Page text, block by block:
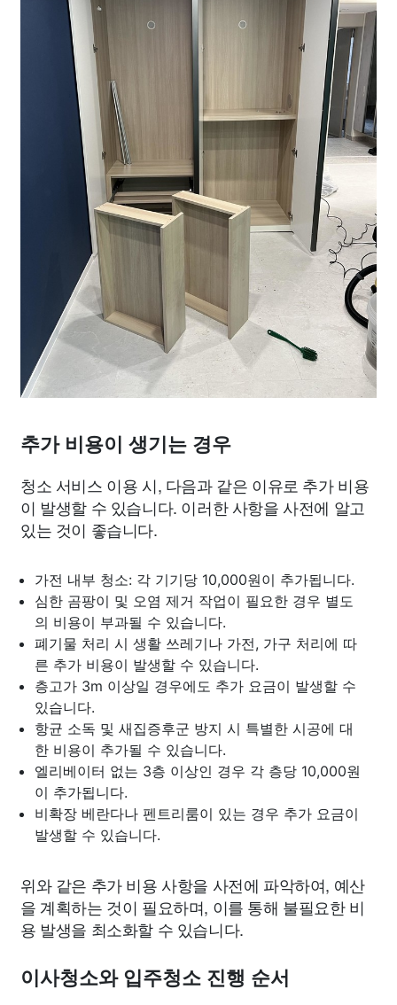
추가 비용이 생기는 경우
청소 서비스 이용 시, 다음과 같은 이유로 추가 비용
이 발생할 수 있습니다. 이러한 사항을 사전에 알고
있는 것이 좋습니다.
가전 내부 청소: 각 기기당 10,000원이 추가됩니다.
심한 곰팡이 및 오염 제거 작업이 필요한 경우 별도
의 비용이 부과될 수 있습니다.
폐기물 처리 시 생활 쓰레기나 가전, 가구 처리에 따
른 추가 비용이 발생할 수 있습니다.
층고가 3m 이상일 경우에도 추가 요금이 발생할 수
있습니다.
항균 소독 및 새집증후군 방지 시 특별한 시공에 대
한 비용이 추가될 수 있습니다.
엘리베이터 없는 3층 이상인 경우 각 층당 10,000원
이 추가됩니다.
비확장 베란다나 펜트리룸이 있는 경우 추가 요금이
발생할 수 있습니다.
위와 같은 추가 비용 사항을 사전에 파악하여, 예산
을 계획하는 것이 필요하며, 이를 통해 불필요한 비
용 발생을 최소화할 수 있습니다.
이사청소와 입주청소 진행 순서